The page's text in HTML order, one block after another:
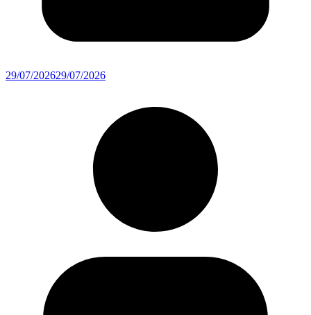
29/07/202629/07/2026